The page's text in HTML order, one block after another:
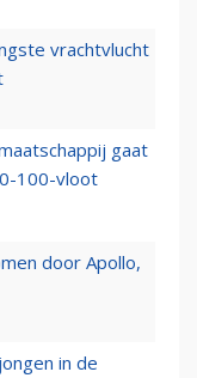
vrachtvlucht
gaat
100-vloot
door Apollo,
in de